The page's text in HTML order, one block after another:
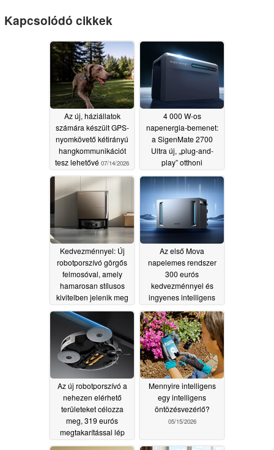
Kapcsolódó cikkek
Az új, háziállatok
számára készült GPS-
nyomkövető kétirányú
hangkommunikációt
tesz lehetővé 07/14/2026
4 000 W-os
napenergia-bemenet:
a SigenMate 2700
Ultra új, „plug-and-
play” otthoni
kerül forgalomba
06/24/2026
Kedvezménnyel: Új
robotporszívó görgős
felmosóval, amely
hamarosan stílusos
kivitelben jelenik meg
06/11/2026
Az első Mova
napelemes rendszer
300 eurós
kedvezménnyel és
ingyenes intelligens
05/22/2026
Az új robotporszívó a
nehezen elérhető
területeket célozza
meg, 319 eurós
megtakarítással lép
05/16/2026
Mennyire intelligens
egy intelligens
öntözésvezérlő?
05/15/2026